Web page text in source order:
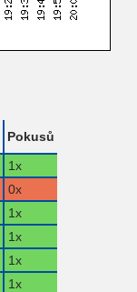
Pokusů
1x
0x
1x
1x
1x
1x